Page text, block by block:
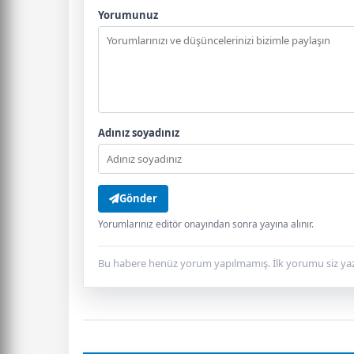
Yorumunuz
Adınız soyadınız
Gönder
Yorumlarınız editör onayından sonra yayına alınır.
Bu habere henüz yorum yapılmamış. İlk yorumu siz